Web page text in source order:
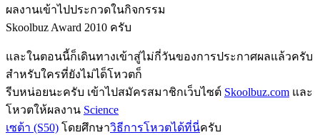
ผลงานเข้าไปประกวดในกิจกรรม
Skoolbuz Award 2010 ครับ
และในตอนนี้ก็เดินทางเข้าสู่ไม่กี่วันของการประกาศผลแล้วครับ
สำหรับใครที่ยังไม่ได็โหวตก็
รีบหน่อยนะครับ เข้าไปสมัครสมาชิกเว็บไซต์ Skoolbuz.com และ
โหวตให้ผลงาน Science
เซต้า (S50) โดยศึกษาวิธีการโหวตได้ที่นี่ครับ